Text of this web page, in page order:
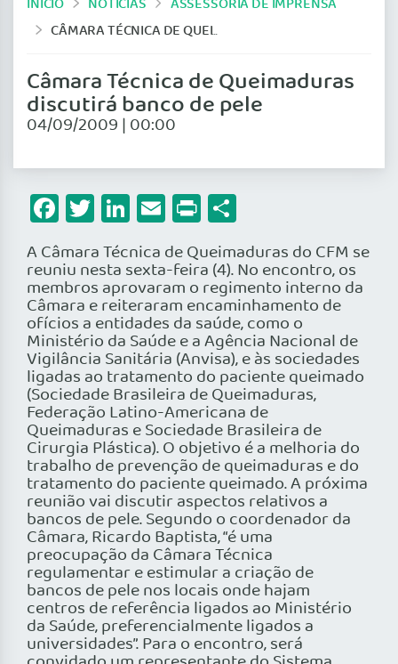
CÂMARA TÉCNICA DE QUEIMADURAS DISCUTIRÁ BANCO DE PELE
Câmara Técnica de Queimaduras
discutirá banco de pele
04/09/2009 | 00:00
Facebook
Twitter
LinkedIn
Email
Print
A Câmara Técnica de Queimaduras do CFM se
reuniu nesta sexta-feira (4). No encontro, os
membros aprovaram o regimento interno da
Câmara e reiteraram encaminhamento de
ofícios a entidades da saúde, como o
Ministério da Saúde e a Agência Nacional de
Vigilância Sanitária (Anvisa), e às sociedades
ligadas ao tratamento do paciente queimado
(Sociedade Brasileira de Queimaduras,
Federação Latino-Americana de
Queimaduras e Sociedade Brasileira de
Cirurgia Plástica). O objetivo é a melhoria do
trabalho de prevenção de queimaduras e do
tratamento do paciente queimado. A próxima
reunião vai discutir aspectos relativos a
bancos de pele. Segundo o coordenador da
Câmara, Ricardo Baptista, “é uma
preocupação da Câmara Técnica
regulamentar e estimular a criação de
bancos de pele nos locais onde hajam
centros de referência ligados ao Ministério
da Saúde, preferencialmente ligados a
universidades”. Para o encontro, será